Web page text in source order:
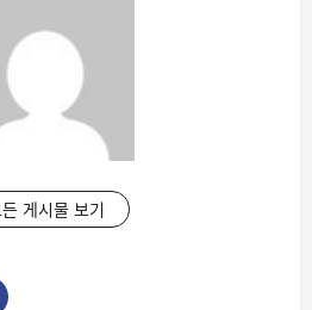
든 게시물 보기